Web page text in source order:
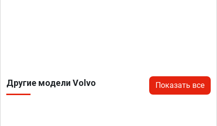
Другие модели Volvo Показать все